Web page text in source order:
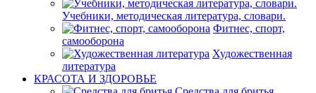
Учебники, методическая литература, словари.
Фитнес, спорт,
самооборона
Художественная
литература
КРАСОТА И ЗДОРОВЬЕ